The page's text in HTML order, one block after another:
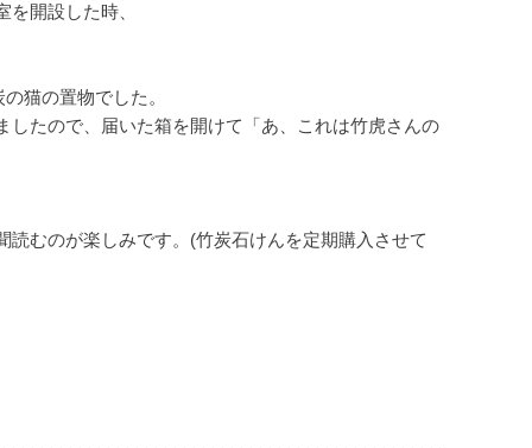
開設した時、
猫の置物でした。
たので、届いた箱を開けて「あ、これは竹虎さんの
むのが楽しみです。(竹炭石けんを定期購入させて